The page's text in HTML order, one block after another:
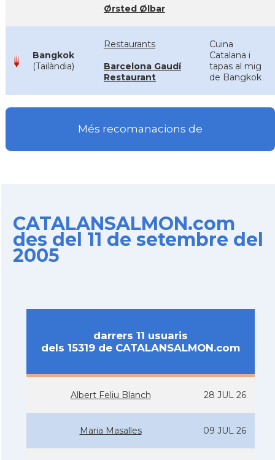
Ørsted Ølbar
Bangkok
(Tailàndia)
Restaurants
Barcelona Gaudí
Restaurant
Cuina
Catalana i
tapas al mig
de Bangkok
Més recomanacions de
CATALANSALMON.com
des del 11 de setembre del
2005
darrers 11 usuaris
dels 15319 de CATALANSALMON.com
Albert Feliu Blanch 28 JUL 26
Maria Masalles 09 JUL 26